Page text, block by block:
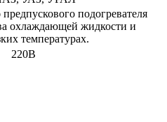
подогревателя
охлаждающей жидкости и
температурах.
220В